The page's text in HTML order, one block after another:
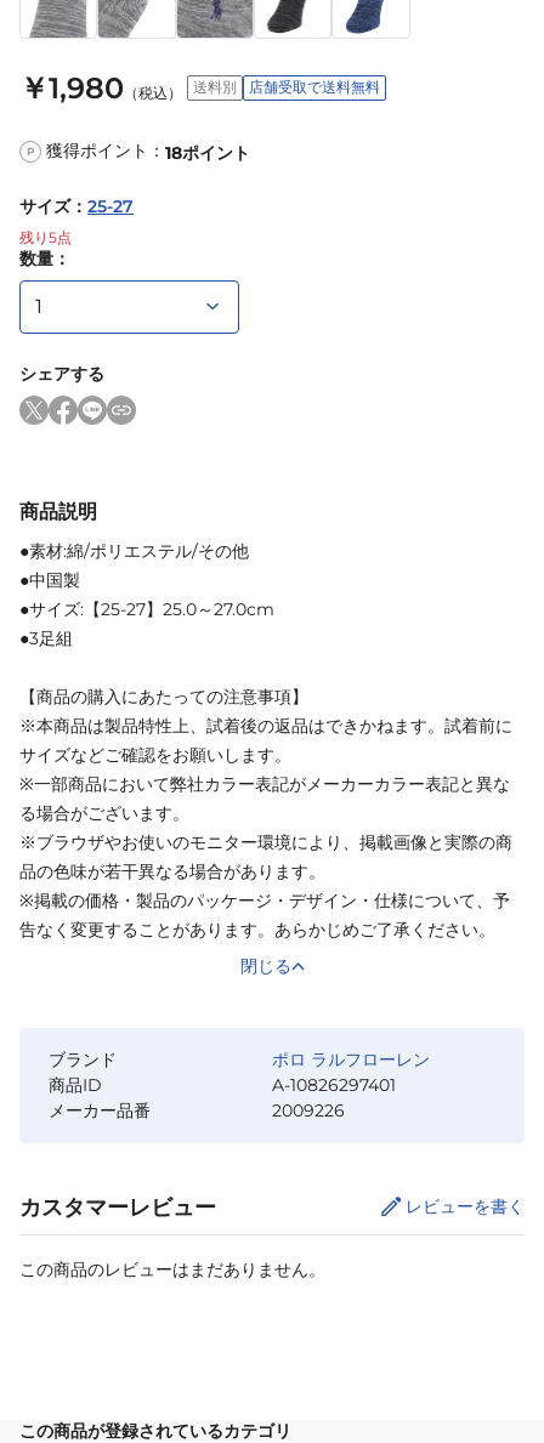
￥1,980 （税込） 送料別 店舗受取で送料無料
P 獲得ポイント： 18ポイント
サイズ： 25-27
残り 5点
数量：
シェアする
商品説明
●素材:綿/ポリエステル/その他
●中国製
●サイズ:【25-27】25.0～27.0cm
●3足組
【商品の購入にあたっての注意事項】
※本商品は製品特性上、試着後の返品はできかねます。試着前に
サイズなどご確認をお願いします。
※一部商品において弊社カラー表記がメーカーカラー表記と異な
る場合がございます。
※ブラウザやお使いのモニター環境により、掲載画像と実際の商
品の色味が若干異なる場合があります。
※掲載の価格・製品のパッケージ・デザイン・仕様について、予
告なく変更することがあります。あらかじめご了承ください。
閉じる
ブランド
ポロ ラルフローレン
商品ID
A-10826297401
メーカー品番
2009226
カスタマーレビュー レビューを書く
この商品のレビューはまだありません。
この商品が登録されているカテゴリ